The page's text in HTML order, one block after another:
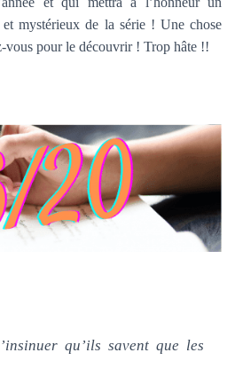
et mystérieux de la série ! Une chose
vous pour le découvrir ! Trop hâte !!
qu’ils savent que les